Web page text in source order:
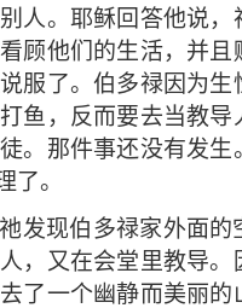
人。耶稣回答他说，
顾他们的生活，并且
服了。伯多禄因为生
鱼，反而要去当教导
。那件事还没有发生
了。
发现伯多禄家外面的
，又在会堂里教导。
了一个幽静而美丽的